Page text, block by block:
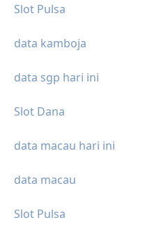
Slot Pulsa
data kamboja
data sgp hari ini
Slot Dana
data macau hari ini
data macau
Slot Pulsa